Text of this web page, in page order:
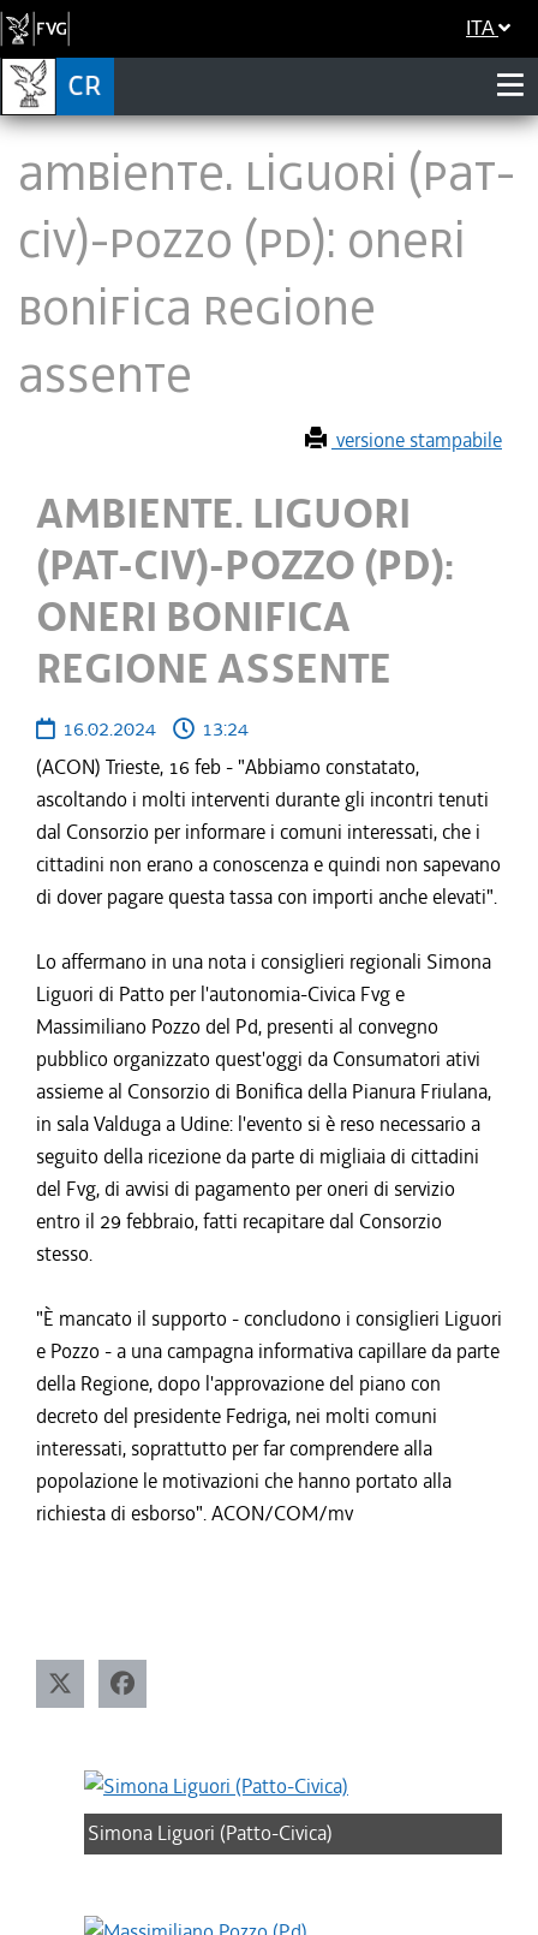
ITA
AMBIENTE. LIGUORI (PAT-
CIV)-POZZO (PD): ONERI
BONIFICA REGIONE
ASSENTE
versione stampabile
AMBIENTE. LIGUORI
(PAT-CIV)-POZZO (PD):
ONERI BONIFICA
REGIONE ASSENTE
16.02.2024
13:24
(ACON) Trieste, 16 feb - "Abbiamo constatato,
ascoltando i molti interventi durante gli incontri tenuti
dal Consorzio per informare i comuni interessati, che i
cittadini non erano a conoscenza e quindi non sapevano
di dover pagare questa tassa con importi anche elevati".
Lo affermano in una nota i consiglieri regionali Simona
Liguori di Patto per l'autonomia-Civica Fvg e
Massimiliano Pozzo del Pd, presenti al convegno
pubblico organizzato quest'oggi da Consumatori ativi
assieme al Consorzio di Bonifica della Pianura Friulana,
in sala Valduga a Udine: l'evento si è reso necessario a
seguito della ricezione da parte di migliaia di cittadini
del Fvg, di avvisi di pagamento per oneri di servizio
entro il 29 febbraio, fatti recapitare dal Consorzio
stesso.
"È mancato il supporto - concludono i consiglieri Liguori
e Pozzo - a una campagna informativa capillare da parte
della Regione, dopo l'approvazione del piano con
decreto del presidente Fedriga, nei molti comuni
interessati, soprattutto per far comprendere alla
popolazione le motivazioni che hanno portato alla
richiesta di esborso". ACON/COM/mv
Simona Liguori (Patto-Civica)